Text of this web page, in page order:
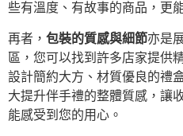
些有溫度、有故事的商品，更
再者， 包裝的質感與細節亦是
區，您可以找到許多店家提供
設計簡約大方、材質優良的禮
大提升伴手禮的整體質感，讓
能感受到您的用心。